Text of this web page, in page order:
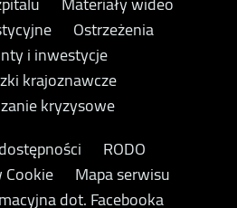
Ostrzeżenia
i inwestycje
krajoznawcze
kryzysowe
RODO
Mapa serwisu
dot. Facebooka